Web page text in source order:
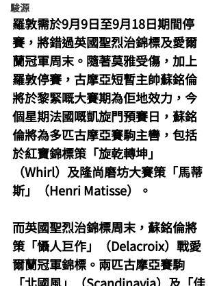
駿源
羅敦需於9月9日至9月18日期間停
賽，將錯過英國聖烈治錦標及愛爾
蘭冠軍周末。隨著莫雅受傷，加上
羅敦停賽，古摩亞短暫主帥蘇銘倫
將於黎緊嘅大賽期為佢地效力，今
個星期法國嘅凱旋門預賽日，蘇銘
倫將為多匹古摩亞賽駒主轡，包括
於紅寶錦標策「旋乾轉坤」
（Whirl）及隆尚磨坊大賽策「馬蒂
斯」（Henri Matisse）。
而英國聖烈治錦標周末，蘇銘倫將
策「懾人巨作」（Delacroix）戰愛
爾蘭冠軍錦標。兩匹古摩亞賽駒